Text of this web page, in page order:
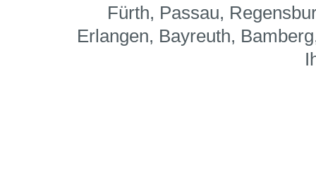
Fürth, Passau,
Erlangen, Bayreuth,